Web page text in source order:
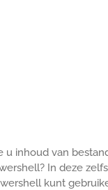
u inhoud van
In deze
kunt